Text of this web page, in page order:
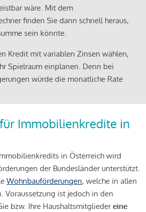
wäre. Mit dem
finden Sie dann schnell heraus,
sein könnte.
Kredit mit variablen Zinsen wählen,
Spielraum einplanen. Denn bei
würde die monatliche Rate
Immobilienkredite in
in Österreich wird
der Bundesländer unterstützt.
Wohnbauförderungen, welche in allen
Voraussetzung ist jedoch in den
bzw. Ihre Haushaltsmitgliedereine